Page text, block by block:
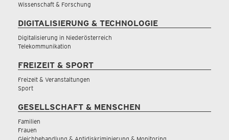
Wissenschaft & Forschung
DIGITALISIERUNG & TECHNOLOGIE
Digitalisierung in Niederösterreich
Telekommunikation
FREIZEIT & SPORT
Freizeit & Veranstaltungen
Sport
GESELLSCHAFT & MENSCHEN
Familien
Frauen